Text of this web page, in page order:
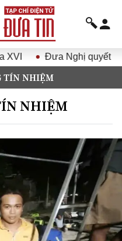
Đại hội Đảng XIV vào cuộc
TÍN NHIỆM
NHIỆM